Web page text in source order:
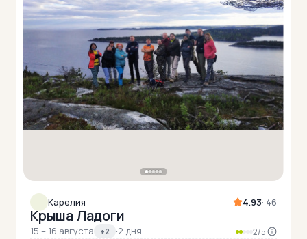
Карелия 4.93· 46
Крыша Ладоги
15 – 16 августа +2 ·2 дня 2/5